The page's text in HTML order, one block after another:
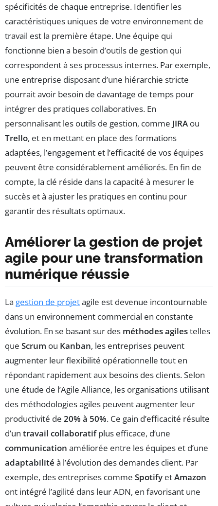
spécificités de chaque entreprise. Identifier les
caractéristiques uniques de votre environnement de
travail est la première étape. Une équipe qui
fonctionne bien a besoin d’outils de gestion qui
correspondent à ses processus internes. Par exemple,
une entreprise disposant d’une hiérarchie stricte
pourrait avoir besoin de davantage de temps pour
intégrer des pratiques collaboratives. En
personnalisant les outils de gestion, comme JIRA ou
Trello, et en mettant en place des formations
adaptées, l’engagement et l’efficacité de vos équipes
peuvent être considérablement améliorés. En fin de
compte, la clé réside dans la capacité à mesurer le
succès et à ajuster les pratiques en continu pour
garantir des résultats optimaux.
Améliorer la gestion de projet
agile pour une transformation
numérique réussie
La gestion de projetagile est devenue incontournable
dans un environnement commercial en constante
évolution. En se basant sur des méthodes agilestelles
que Scrum ou Kanban, les entreprises peuvent
augmenter leur flexibilité opérationnelle tout en
répondant rapidement aux besoins des clients. Selon
une étude de l’Agile Alliance, les organisations utilisant
des méthodologies agiles peuvent augmenter leur
productivité de 20% à 50%. Ce gain d’efficacité résulte
d’un travail collaboratifplus efficace, d’une
communication améliorée entre les équipes et d’une
adaptabilité à l’évolution des demandes client. Par
exemple, des entreprises comme Spotify etAmazon
ont intégré l’agilité dans leur ADN, en favorisant une